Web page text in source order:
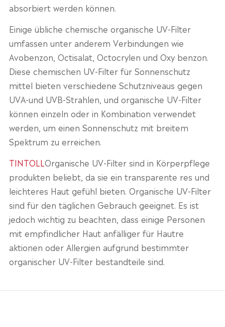
absorbiert werden können.
Einige übliche chemische organische UV-Filter
umfassen unter anderem Verbindungen wie
Avobenzon, Octisalat, Octocrylen und Oxy benzon.
Diese chemischen UV-Filter für Sonnenschutz
mittel bieten verschiedene Schutzniveaus gegen
UVA-und UVB-Strahlen, und organische UV-Filter
können einzeln oder in Kombination verwendet
werden, um einen Sonnenschutz mit breitem
Spektrum zu erreichen.
TINTOLL Organische UV-Filter sind in Körperpflege
produkten beliebt, da sie ein transparente res und
leichteres Haut gefühl bieten. Organische UV-Filter
sind für den täglichen Gebrauch geeignet. Es ist
jedoch wichtig zu beachten, dass einige Personen
mit empfindlicher Haut anfälliger für Hautre
aktionen oder Allergien aufgrund bestimmter
organischer UV-Filter bestandteile sind.